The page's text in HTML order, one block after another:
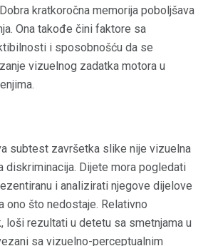
kratkoročna memorija poboljšava
Ona takođe čini faktore sa
i sposobnošću da se
vizuelnog zadatka motora u
subtest završetka slike nije vizuelna
diskriminacija. Dijete mora pogledati
i analizirati njegove dijelove
ono što nedostaje. Relativno
loši rezultati u detetu sa smetnjama u
sa vizuelno-perceptualnim